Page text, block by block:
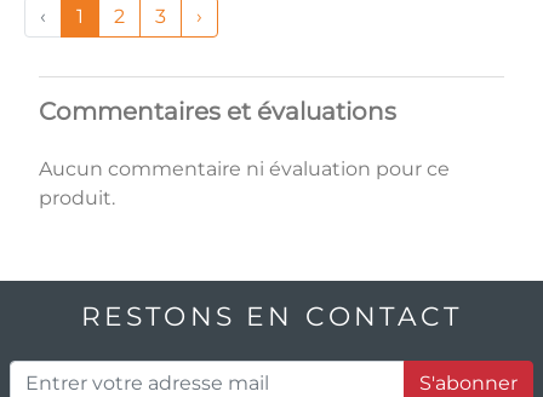
‹ 1 2 3 ›
Commentaires et évaluations
Aucun commentaire ni évaluation pour ce
produit.
RESTONS EN CONTACT
S'abonner